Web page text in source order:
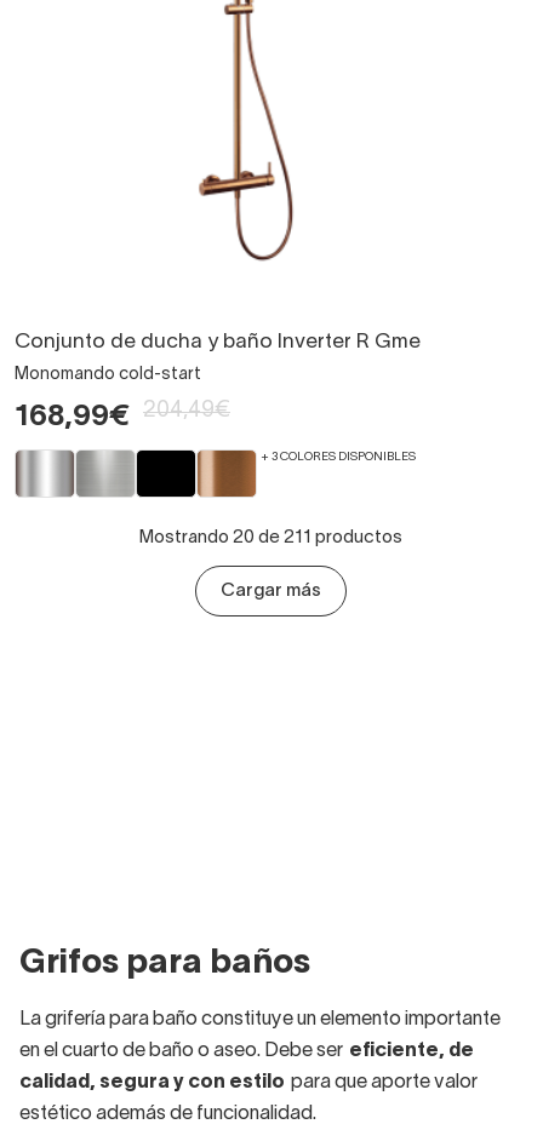
Conjunto de ducha y baño Inverter R Gme
Monomando cold-start
168,99€ 204,49€
+ 3 COLORES DISPONIBLES
Mostrando 20 de 211 productos
Cargar más
Grifos para baños
La grifería para baño constituye un elemento importante
en el cuarto de baño o aseo. Debe ser eficiente, de
calidad, segura y con estilo para que aporte valor
estético además de funcionalidad.